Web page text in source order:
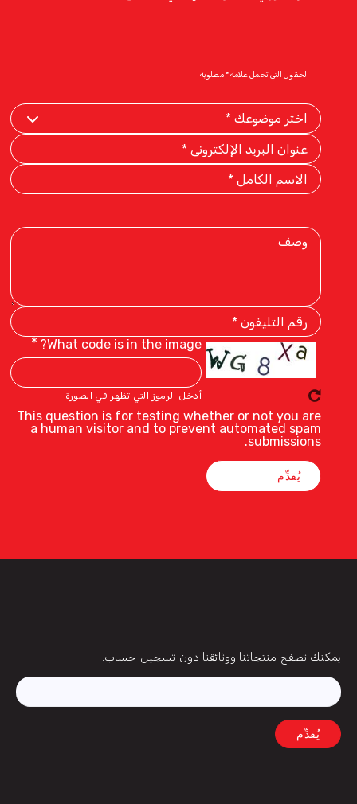
الحقول التي تحمل علامة * مطلوبة
Select
Your
SubjectEmail
Address
Name
Description
Phone
Number
What code is in the image?
أدخل الرموز التي تظهر في الصورة
This question is for testing whether or not you are
a human visitor and to prevent automated spam
submissions.
بريد
إلكتروني
يمكنك تصفح منتجاتنا ووثائقنا دون تسجيل حساب.